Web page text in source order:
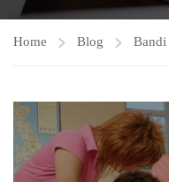
Home Blog Bandi